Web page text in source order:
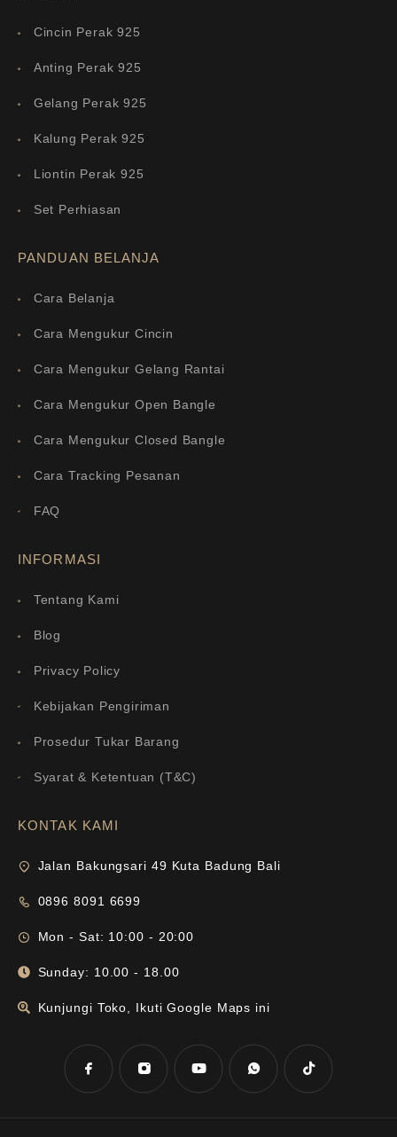
Cincin Perak 925
Anting Perak 925
Gelang Perak 925
Kalung Perak 925
Liontin Perak 925
Set Perhiasan
PANDUAN BELANJA
Cara Belanja
Cara Mengukur Cincin
Cara Mengukur Gelang Rantai
Cara Mengukur Open Bangle
Cara Mengukur Closed Bangle
Cara Tracking Pesanan
FAQ
INFORMASI
Tentang Kami
Blog
Privacy Policy
Kebijakan Pengiriman
Prosedur Tukar Barang
Syarat & Ketentuan (T&C)
KONTAK KAMI
Jalan Bakungsari 49 Kuta Badung Bali
0896 8091 6699
Mon - Sat: 10:00 - 20:00
Sunday: 10.00 - 18.00
Kunjungi Toko, Ikuti Google Maps ini